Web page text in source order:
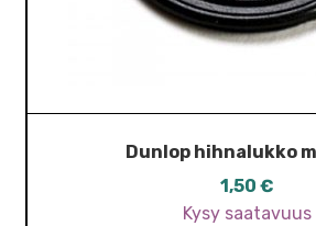
Dunlop hihnalukko
1,50 €
Kysy saatavuus